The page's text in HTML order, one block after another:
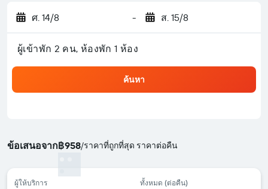
ศ. 14/8 - ส. 15/8
ผู้เข้าพัก 2 คน, ห้องพัก 1 ห้อง
ค้นหา
ข้อเสนอจาก฿958/ราคาที่ถูกที่สุด ราคาต่อคืน
ผู้ให้บริการ ทั้งหมด (ต่อคืน)